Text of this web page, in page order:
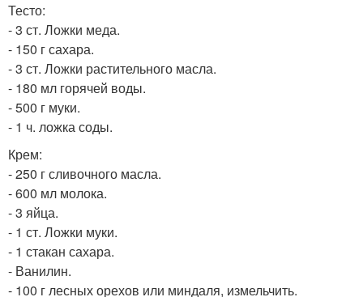
Тесто:
- 3 ст. Ложки меда.
- 150 г сахара.
- 3 ст. Ложки растительного масла.
- 180 мл горячей воды.
- 500 г муки.
- 1 ч. ложка соды.
Крем:
- 250 г сливочного масла.
- 600 мл молока.
- 3 яйца.
- 1 ст. Ложки муки.
- 1 стакан сахара.
- Ванилин.
- 100 г лесных орехов или миндаля, измельчить.